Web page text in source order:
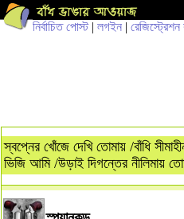
নির্বাচিত পোস্ট| লগইন |
স্বপ্নের খোঁজে দেখি তোমায় /বাঁধি
ভিজি আমি /উড়াই দিগন্তের নীলিমায়